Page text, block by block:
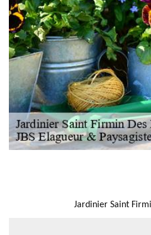
Jardinier Saint